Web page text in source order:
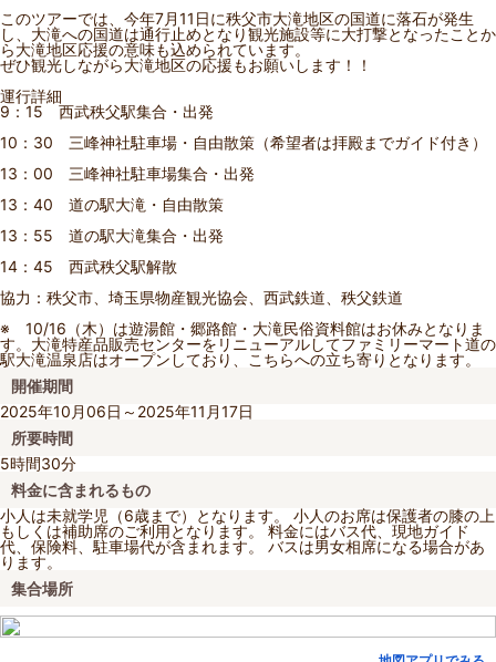
このツアーでは、今年7月11日に秩父市大滝地区の国道に落石が発生
し、大滝への国道は通行止めとなり観光施設等に大打撃となったことか
ら大滝地区応援の意味も込められています。
ぜひ観光しながら大滝地区の応援もお願いします！！
運行詳細
9：15 西武秩父駅集合・出発
10：30 三峰神社駐車場・自由散策（希望者は拝殿までガイド付き）
13：00 三峰神社駐車場集合・出発
13：40 道の駅大滝・自由散策
13：55 道の駅大滝集合・出発
14：45 西武秩父駅解散
協力：秩父市、埼玉県物産観光協会、西武鉄道、秩父鉄道
※ 10/16（木）は遊湯館・郷路館・大滝民俗資料館はお休みとなりま
す。大滝特産品販売センターをリニューアルしてファミリーマート道の
駅大滝温泉店はオープンしており、こちらへの立ち寄りとなります。
開催期間
2025年10月06日～2025年11月17日
所要時間
5時間30分
料金に含まれるもの
小人は未就学児（6歳まで）となります。 小人のお席は保護者の膝の上
もしくは補助席のご利用となります。 料金にはバス代、現地ガイド
代、保険料、駐車場代が含まれます。 バスは男女相席になる場合があ
ります。
集合場所